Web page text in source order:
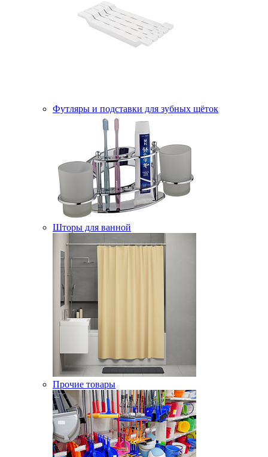
Футляры и подставки для зубных щёток
Шторы для ванной
Прочие товары